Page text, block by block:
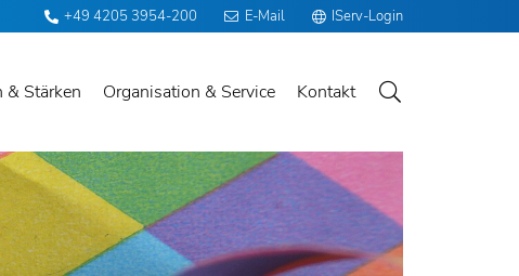
+49 4205 3954-200 E-Mail IServ-Login
& Stärken Organisation & Service Kontakt